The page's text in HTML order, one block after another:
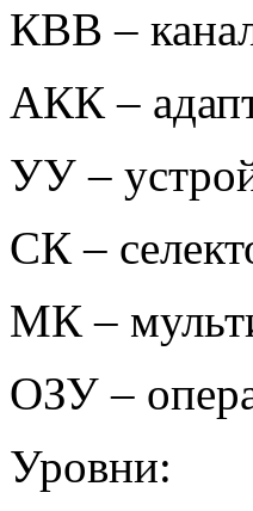
КВВ –
АКК –
УУ –
СК –
МК –
ОЗУ –
Уровни: